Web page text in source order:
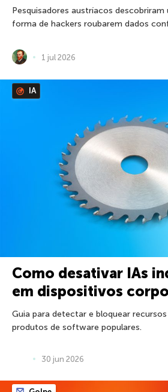
Pesquisadores austríacos descobriram
forma de hackers roubarem dados
1 jul 2026
IA
Como desativar IAs
em dispositivos
Guia para detectar e bloquear
produtos de software populares.
30 jun 2026